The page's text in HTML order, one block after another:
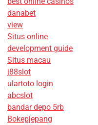
danabet
view
Situs online
development guide
Situs macau
j88slot
ulartoto login
abcslot
bandar depo 5rb
Bokepjepang